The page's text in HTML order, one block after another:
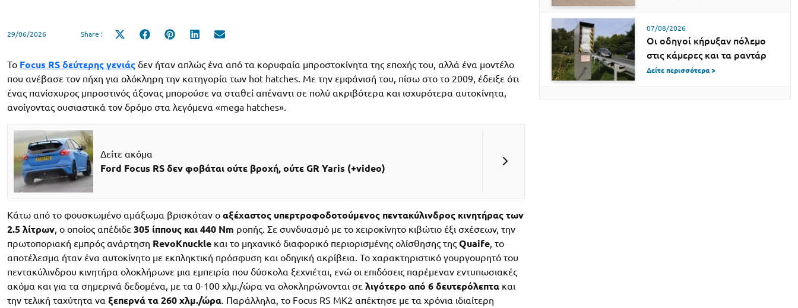
29/06/2026 Share :
Share
Share
Share
Share
Το Focus RS δεύτερης γενιάς δεν ήταν απλώς ένα από τα κορυφαία μπροστοκίνητα της εποχής του, αλλά ένα μοντέλο
που ανέβασε τον πήχη για ολόκληρη την κατηγορία των hot hatches. Με την εμφάνισή του, πίσω στο το 2009, έδειξε ότι
ένας πανίσχυρος μπροστινός άξονας μπορούσε να σταθεί απέναντι σε πολύ ακριβότερα και ισχυρότερα αυτοκίνητα,
ανοίγοντας ουσιαστικά τον δρόμο στα λεγόμενα «mega hatches».
Δείτε ακόμα
Ford Focus RS δεν φοβάται ούτε βροχή, ούτε GR Yaris (+video)
Κάτω από το φουσκωμένο αμάξωμα βρισκόταν ο αξέχαστος υπερτροφοδοτούμενος πεντακύλινδρος κινητήρας των
2.5 λίτρων, ο οποίος απέδιδε 305 ίππους και 440 Nm ροπής. Σε συνδυασμό με το χειροκίνητο κιβώτιο έξι σχέσεων, την
πρωτοποριακή εμπρός ανάρτηση RevoKnuckle και το μηχανικό διαφορικό περιορισμένης ολίσθησης της Quaife, το
αποτέλεσμα ήταν ένα αυτοκίνητο με εκπληκτική πρόσφυση και οδηγική ακρίβεια. Το χαρακτηριστικό γουργουρητό του
πεντακύλινδρου κινητήρα ολοκλήρωνε μια εμπειρία που δύσκολα ξεχνιέται, ενώ οι επιδόσεις παρέμεναν εντυπωσιακές
ακόμα και για τα σημερινά δεδομένα, με τα 0-100 χλμ./ώρα να ολοκληρώνονται σε λιγότερο από 6 δευτερόλεπτα και
την τελική ταχύτητα να ξεπερνά τα 260 χλμ./ώρα. Παράλληλα, το Focus RS MK2 απέκτησε με τα χρόνια ιδιαίτερη
07/08/2026
Οι οδηγοί κήρυξαν πόλεμο
στις κάμερες και τα ραντάρ
Δείτε περισσότερα >